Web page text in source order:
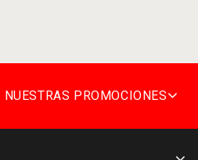
PROMOCIONES